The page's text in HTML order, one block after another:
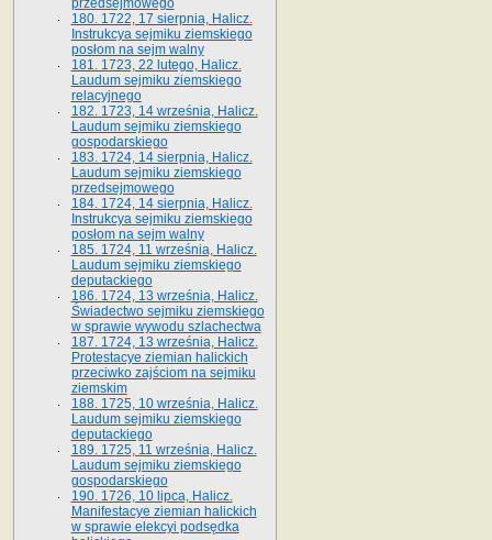
przedsejmowego
180. 1722, 17 sierpnia, Halicz.
Instrukcya sejmiku ziemskiego
posłom na sejm walny
181. 1723, 22 lutego, Halicz.
Laudum sejmiku ziemskiego
relacyjnego
182. 1723, 14 września, Halicz.
Laudum sejmiku ziemskiego
gospodarskiego
183. 1724, 14 sierpnia, Halicz.
Laudum sejmiku ziemskiego
przedsejmowego
184. 1724, 14 sierpnia, Halicz.
Instrukcya sejmiku ziemskiego
posłom na sejm walny
185. 1724, 11 września, Halicz.
Laudum sejmiku ziemskiego
deputackiego
186. 1724, 13 września, Halicz.
Świadectwo sejmiku ziemskiego
w sprawie wywodu szlachectwa
187. 1724, 13 września, Halicz.
Protestacye ziemian halickich
przeciwko zajściom na sejmiku
ziemskim
188. 1725, 10 września, Halicz.
Laudum sejmiku ziemskiego
deputackiego
189. 1725, 11 września, Halicz.
Laudum sejmiku ziemskiego
gospodarskiego
190. 1726, 10 lipca, Halicz.
Manifestacye ziemian halickich
w sprawie elekcyi podsędka